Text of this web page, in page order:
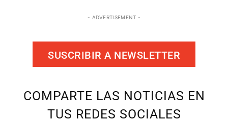
- ADVERTISEMENT -
SUSCRIBIR A NEWSLETTER
COMPARTE LAS NOTICIAS EN
TUS REDES SOCIALES